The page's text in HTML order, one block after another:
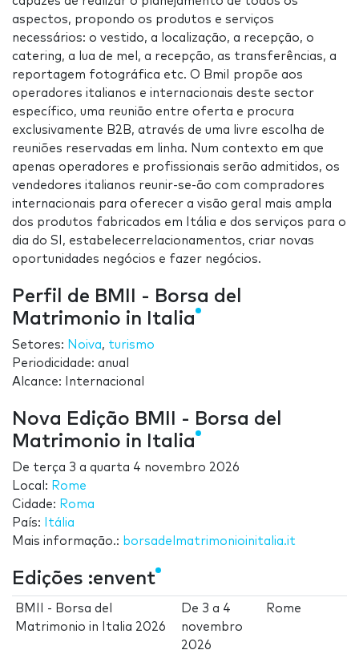
aspectos, propondo os produtos e serviços
necessários: o vestido, a localização, a recepção, o
catering, a lua de mel, a recepção, as transferências, a
reportagem fotográfica etc. O BmiI propõe aos
operadores italianos e internacionais deste sector
específico, uma reunião entre oferta e procura
exclusivamente B2B, através de uma livre escolha de
reuniões reservadas em linha. Num contexto em que
apenas operadores e profissionais serão admitidos, os
vendedores italianos reunir-se-ão com compradores
internacionais para oferecer a visão geral mais ampla
dos produtos fabricados em Itália e dos serviços para o
dia do SI, estabelecerrelacionamentos, criar novas
oportunidades negócios e fazer negócios.
Perfil de BMII - Borsa del
Matrimonio in Italia
Setores: Noiva, turismo
Periodicidade: anual
Alcance: Internacional
Nova Edição BMII - Borsa del
Matrimonio in Italia
De terça 3 a quarta 4 novembro 2026
Local: Rome
Cidade: Roma
País:
Itália
Mais informação.: borsadelmatrimonioinitalia.it
Edições :envent
BMII - Borsa del
Matrimonio in Italia 2026
De 3 a 4
novembro
2026
Rome